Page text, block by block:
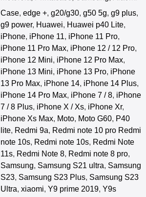
Case, edge +, g20/g30, g50 5g, g9 plus,
g9 power, Huawei, Huawei p40 Lite,
iPhone, iPhone 11, iPhone 11 Pro,
iPhone 11 Pro Max, iPhone 12 / 12 Pro,
iPhone 12 Mini, iPhone 12 Pro Max,
iPhone 13 Mini, iPhone 13 Pro, iPhone
13 Pro Max, iPhone 14, iPhone 14 Plus,
iPhone 14 Pro Max, iPhone 7 / 8, iPhone
7 / 8 Plus, iPhone X / Xs, iPhone Xr,
iPhone Xs Max, Moto, Moto G60, P40
lite, Redmi 9a, Redmi note 10 pro Redmi
note 10s, Redmi note 10s, Redmi Note
11s, Redmi Note 8, Redmi note 8 pro,
Samsung, Samsung S21 ultra, Samsung
S23, Samsung S23 Plus, Samsung S23
Ultra, xiaomi, Y9 prime 2019, Y9s